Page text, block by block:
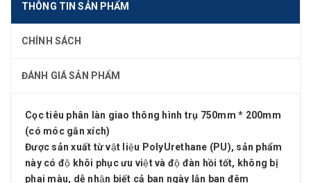
THÔNG TIN SẢN PHẨM
CHÍNH SÁCH
ĐÁNH GIÁ SẢN PHẨM
Cọc tiêu phân làn giao thông hình trụ 750mm * 200mm
(có móc gắn xích)
Được sản xuất từ vật liệu PolyUrethane (PU), sản phẩm
này có độ khôi phục ưu việt và độ đàn hồi tốt, không bị
phai màu, dễ nhận biết cả ban ngày lẫn ban đêm